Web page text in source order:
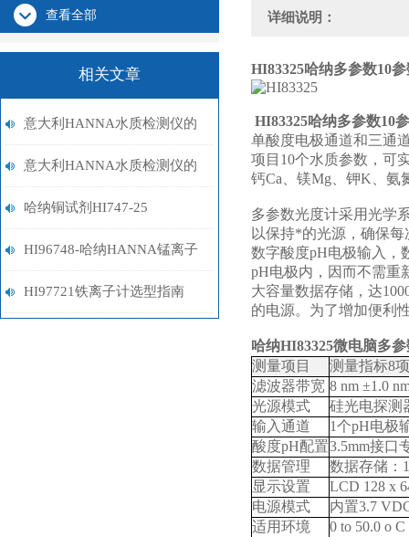
查看全部
相关文章
意大利HANNA水质检测仪的
多种应用领域与优势概述
意大利HANNA水质检测仪的
优点有哪些？
哈纳铜试剂HI747-25
HI96748-哈纳HANNA锰离子
计
HI97721铁离子计选型指南
详细说明：
HI83325哈纳多参数10
HI83325哈纳多参数10
单酸度电极通道和三通
项目10个水质参数，可
钙Ca、镁Mg、钾K、氨
多参数光度计采用光学
以保持*的光源，确保
数字酸度pH电极输入，
pH电极内，因而不需重
大容量数据存储，达
的电源。为了增加便利
哈纳HI83325微电脑多
测量项目
测量指标8
滤波器带宽 8 nm ±1.0
光源模式
硅光电探测
输入通道
1个pH电极
酸度pH配置3.5mm接口
数据管理
数据存储：
显示设置
LCD 128 x
电源模式
内置3.7
适用环境
0 to 50.0 o C